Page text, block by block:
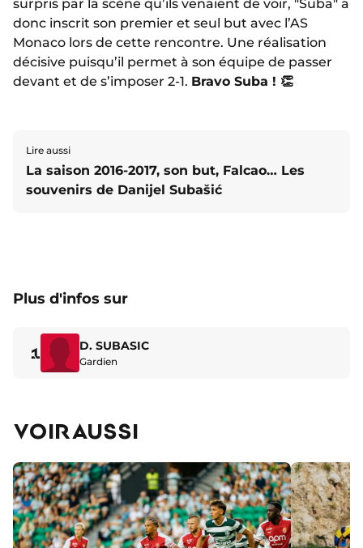
surpris par la scène qu’ils venaient de voir, "Suba" a
donc inscrit son premier et seul but avec l’AS
Monaco lors de cette rencontre. Une réalisation
décisive puisqu’il permet à son équipe de passer
devant et de s’imposer 2-1. Bravo Suba ! 👏
Lire aussi
La saison 2016-2017, son but, Falcao… Les
souvenirs de Danijel Subašić
Plus d'infos sur
1 D. SUBASIC
Gardien
VOIR AUSSI